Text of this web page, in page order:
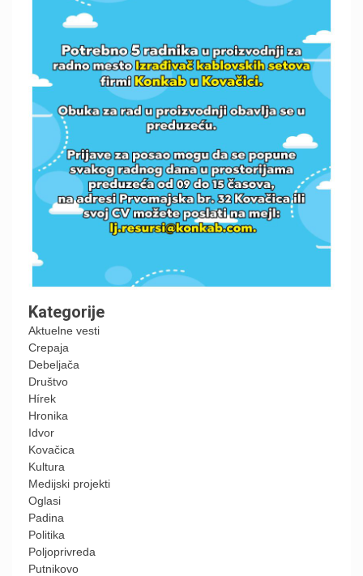
Kategorije
Aktuelne vesti
Crepaja
Debeljača
Društvo
Hírek
Hronika
Idvor
Kovačica
Kultura
Medijski projekti
Oglasi
Padina
Politika
Poljoprivreda
Putnikovo